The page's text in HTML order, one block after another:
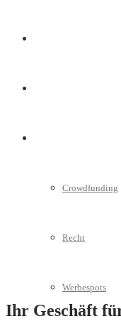
Crowdfunding
Recht
Werbespots
Ihr Geschäft